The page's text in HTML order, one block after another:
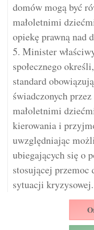
domów mogą być
małoletnimi
opiekę prawną nad
5. Minister
społecznego
standard
świadczonych
małoletnimi
kierowania i
uwzględniając
ubiegających się o
stosującej przemoc
sytuacji kryzysowej.